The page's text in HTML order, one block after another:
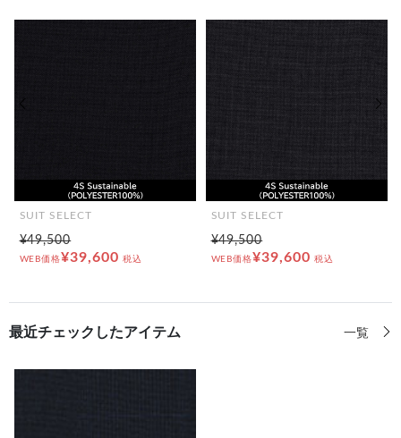
SUIT SELECT
¥49,500
WEB価格¥39,600 税込
SUIT SELECT
¥49,500
WEB価格¥39,600 税込
前の画像
最近チェックしたアイテム 一覧